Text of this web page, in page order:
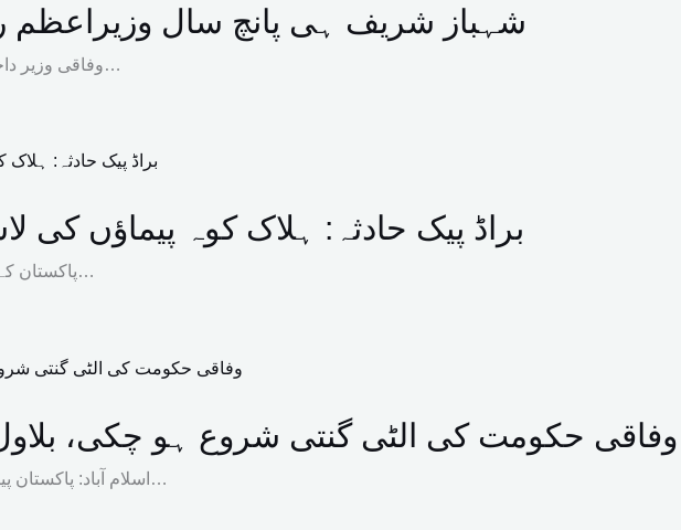
شہباز شریف ہی پانچ سال
وفاقی وزیر داخلہ محسن نقوی نے کہا ہے کہ وزیراعظم…
براڈ پیک حادثہ: ہلاک کوہ پیماؤں کی
پاکستان کے شمالی علاقے میں واقع دنیا کی سب سے…
وفاقی حکومت کی الٹی گنتی شروع ہو چکی،
اسلام آباد: پاکستان پیپلزپارٹی کے چیئرمین بلاول بھٹو زرداری نے…